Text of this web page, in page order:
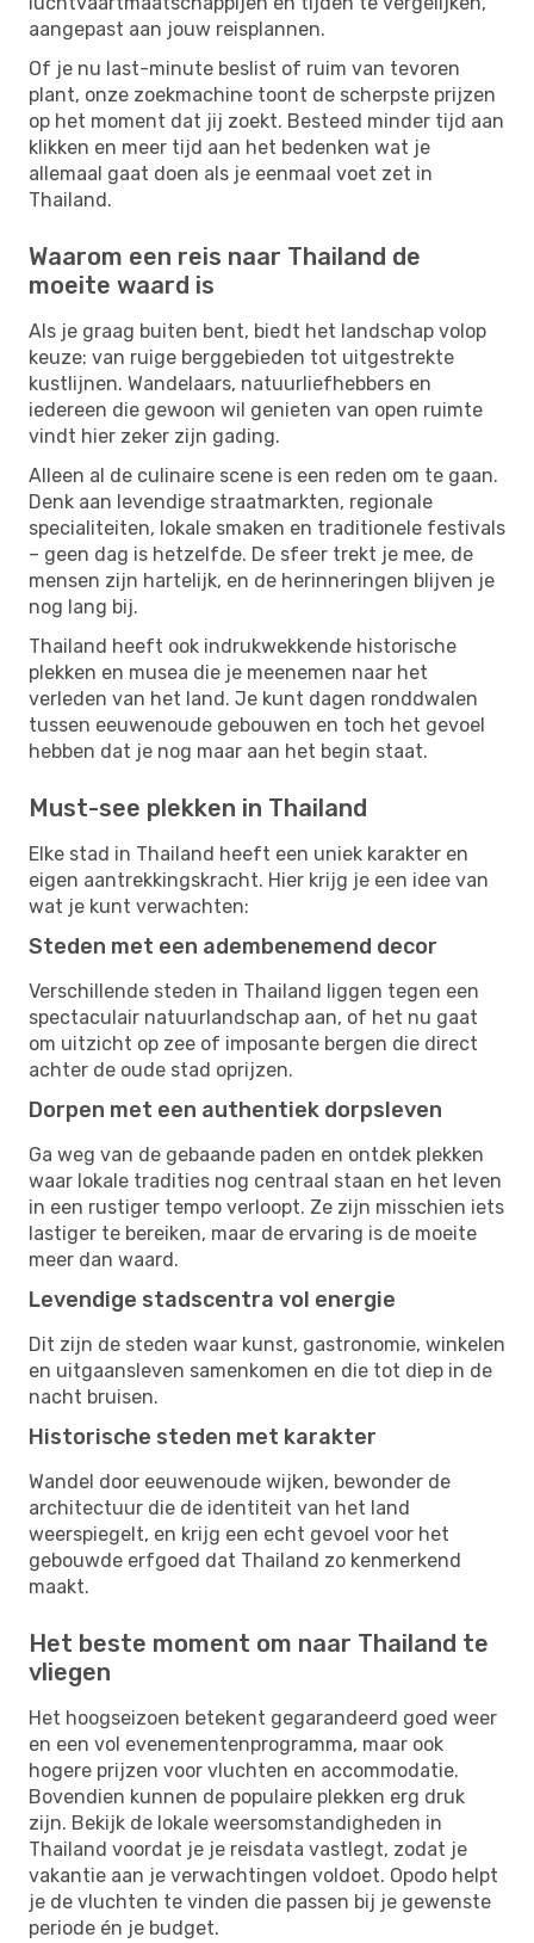
aangepast aan jouw reisplannen.
Of je nu last-minute beslist of ruim van tevoren
plant, onze zoekmachine toont de scherpste prijzen
op het moment dat jij zoekt. Besteed minder tijd aan
klikken en meer tijd aan het bedenken wat je
allemaal gaat doen als je eenmaal voet zet in
Thailand.
Waarom een reis naar Thailand de
moeite waard is
Als je graag buiten bent, biedt het landschap volop
keuze: van ruige berggebieden tot uitgestrekte
kustlijnen. Wandelaars, natuurliefhebbers en
iedereen die gewoon wil genieten van open ruimte
vindt hier zeker zijn gading.
Alleen al de culinaire scene is een reden om te gaan.
Denk aan levendige straatmarkten, regionale
specialiteiten, lokale smaken en traditionele festivals
– geen dag is hetzelfde. De sfeer trekt je mee, de
mensen zijn hartelijk, en de herinneringen blijven je
nog lang bij.
Thailand heeft ook indrukwekkende historische
plekken en musea die je meenemen naar het
verleden van het land. Je kunt dagen ronddwalen
tussen eeuwenoude gebouwen en toch het gevoel
hebben dat je nog maar aan het begin staat.
Must-see plekken in Thailand
Elke stad in Thailand heeft een uniek karakter en
eigen aantrekkingskracht. Hier krijg je een idee van
wat je kunt verwachten:
Steden met een adembenemend decor
Verschillende steden in Thailand liggen tegen een
spectaculair natuurlandschap aan, of het nu gaat
om uitzicht op zee of imposante bergen die direct
achter de oude stad oprijzen.
Dorpen met een authentiek dorpsleven
Ga weg van de gebaande paden en ontdek plekken
waar lokale tradities nog centraal staan en het leven
in een rustiger tempo verloopt. Ze zijn misschien iets
lastiger te bereiken, maar de ervaring is de moeite
meer dan waard.
Levendige stadscentra vol energie
Dit zijn de steden waar kunst, gastronomie, winkelen
en uitgaansleven samenkomen en die tot diep in de
nacht bruisen.
Historische steden met karakter
Wandel door eeuwenoude wijken, bewonder de
architectuur die de identiteit van het land
weerspiegelt, en krijg een echt gevoel voor het
gebouwde erfgoed dat Thailand zo kenmerkend
maakt.
Het beste moment om naar Thailand te
vliegen
Het hoogseizoen betekent gegarandeerd goed weer
en een vol evenementenprogramma, maar ook
hogere prijzen voor vluchten en accommodatie.
Bovendien kunnen de populaire plekken erg druk
zijn. Bekijk de lokale weersomstandigheden in
Thailand voordat je je reisdata vastlegt, zodat je
vakantie aan je verwachtingen voldoet. Opodo helpt
je de vluchten te vinden die passen bij je gewenste
periode én je budget.